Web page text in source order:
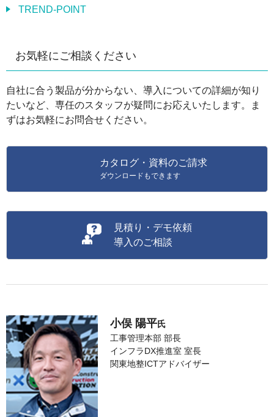
TREND-POINT
お気軽にご相談ください
自社に合う製品が分からない、導入についての詳細が知り
たいなど、専任のスタッフが疑問にお応えいたします。ま
ずはお気軽にお問合せください。
カタログ・資料のご請求
ダウンロードもできます
見積り・デモ依頼
導入のご相談
小俣 陽平氏
工事管理本部 部長
インフラDX推進室 室長
関東地整ICTアドバイザー